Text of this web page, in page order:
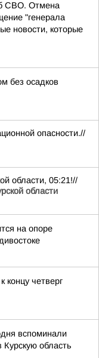
СВО. Отмена
"генерала
новости, которые
без осадков
опасности.//
области, 05:21!//
области
на опоре
концу четверг
вспоминали
область